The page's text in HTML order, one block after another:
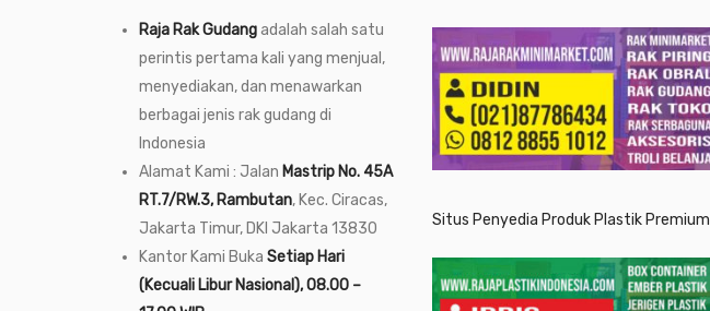
Raja Rak Gudangadalah salah satu
perintis pertama kali yang menjual,
menyediakan, dan menawarkan
berbagai jenis rak gudang di
Indonesia
Alamat Kami : Jalan Mastrip No. 45A
RT.7/RW.3, Rambutan, Kec. Ciracas,
Jakarta Timur, DKI Jakarta 13830
Kantor Kami Buka Setiap Hari
(Kecuali Libur Nasional), 08.00 –
Situs Penyedia Produk Plastik Premium